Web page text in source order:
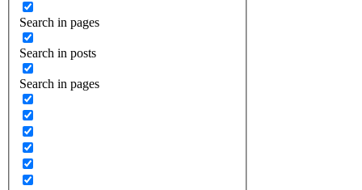
Search in pages
Search in posts
Search in pages